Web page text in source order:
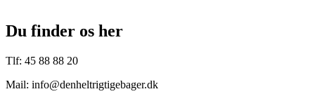
Du finder os her
Tlf: 45 88 88 20
Mail: info@denheltrigtigebager.dk